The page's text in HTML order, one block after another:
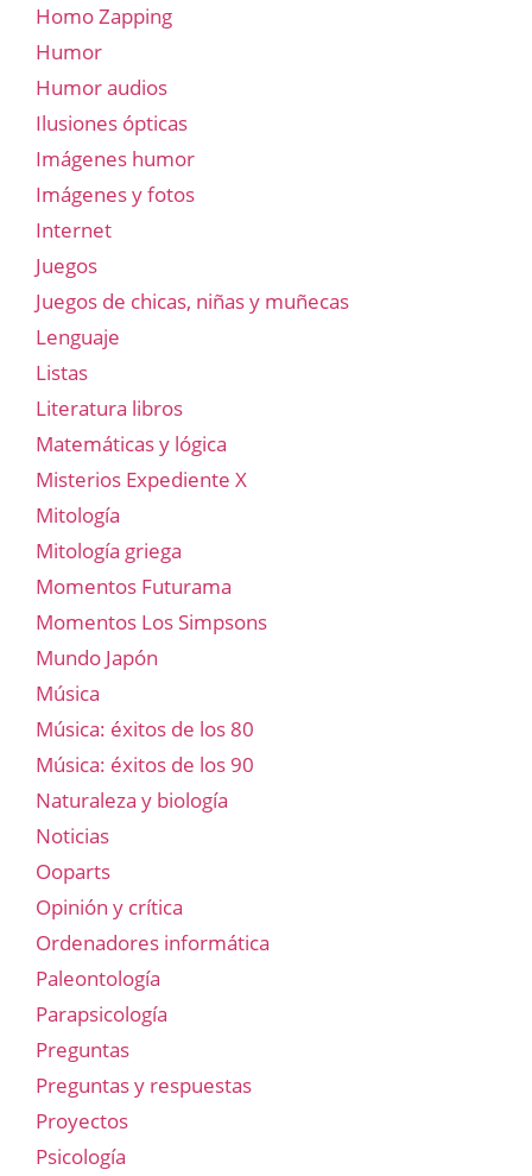
Homo Zapping
Humor
Humor audios
Ilusiones ópticas
Imágenes humor
Imágenes y fotos
Internet
Juegos
Juegos de chicas, niñas y muñecas
Lenguaje
Listas
Literatura libros
Matemáticas y lógica
Misterios Expediente X
Mitología
Mitología griega
Momentos Futurama
Momentos Los Simpsons
Mundo Japón
Música
Música: éxitos de los 80
Música: éxitos de los 90
Naturaleza y biología
Noticias
Ooparts
Opinión y crítica
Ordenadores informática
Paleontología
Parapsicología
Preguntas
Preguntas y respuestas
Proyectos
Psicología